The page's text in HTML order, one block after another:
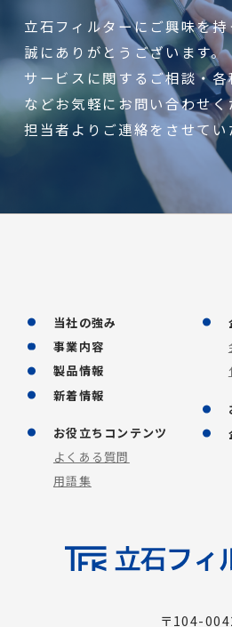
立石フィルターにご興味を持
誠にありがとうございます。
サービスに関するご相談・
などお気軽にお問い合わせ
担当者よりご連絡をさせてい
〒104-
当社の強み
事業内容
製品情報
新着情報
お役立ちコンテンツ
よくある質問
用語集